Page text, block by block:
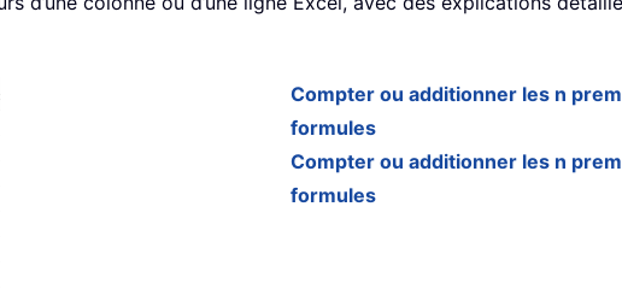
Compter ou additionner les n
formules
Compter ou additionner les n
formules